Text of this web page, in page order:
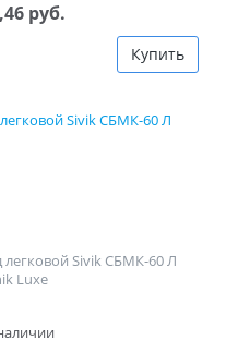
руб.
Купить
Sivik СБМК-60 Л
Luxe